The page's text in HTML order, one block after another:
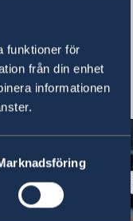
funktioner för
från din enhet
informationen